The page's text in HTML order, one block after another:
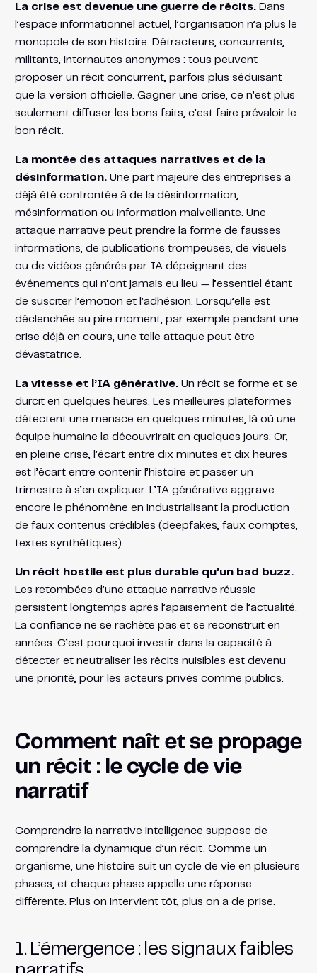
La crise est devenue une guerre de récits.Dans
l’espace informationnel actuel, l’organisation n’a plus le
monopole de son histoire. Détracteurs, concurrents,
militants, internautes anonymes : tous peuvent
proposer un récit concurrent, parfois plus séduisant
que la version officielle. Gagner une crise, ce n’est plus
seulement diffuser les bons faits, c’est faire prévaloir le
bon récit.
La montée des attaques narratives et de la
désinformation.Une part majeure des entreprises a
déjà été confrontée à de la désinformation,
mésinformation ou information malveillante. Une
attaque narrative peut prendre la forme de fausses
informations, de publications trompeuses, de visuels
ou de vidéos générés par IA dépeignant des
événements qui n’ont jamais eu lieu — l’essentiel étant
de susciter l’émotion et l’adhésion. Lorsqu’elle est
déclenchée au pire moment, par exemple pendant une
crise déjà en cours, une telle attaque peut être
dévastatrice.
La vitesse et l’IA générative.Un récit se forme et se
durcit en quelques heures. Les meilleures plateformes
détectent une menace en quelques minutes, là où une
équipe humaine la découvrirait en quelques jours. Or,
en pleine crise, l’écart entre dix minutes et dix heures
est l’écart entre contenir l’histoire et passer un
trimestre à s’en expliquer. L’IA générative aggrave
encore le phénomène en industrialisant la production
de faux contenus crédibles (deepfakes, faux comptes,
textes synthétiques).
Un récit hostile est plus durable qu’un bad buzz.
Les retombées d’une attaque narrative réussie
persistent longtemps après l’apaisement de l’actualité.
La confiance ne se rachète pas et se reconstruit en
années. C’est pourquoi investir dans la capacité à
détecter et neutraliser les récits nuisibles est devenu
une priorité, pour les acteurs privés comme publics.
Comment naît et se propage
un récit : le cycle de vie
narratif
Comprendre la narrative intelligence suppose de
comprendre la dynamique d’un récit. Comme un
organisme, une histoire suit un cycle de vie en plusieurs
phases, et chaque phase appelle une réponse
différente. Plus on intervient tôt, plus on a de prise.
1. L’émergence : les signaux faibles